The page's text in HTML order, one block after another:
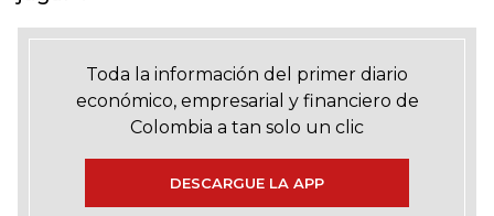
Toda la información del primer diario
económico, empresarial y financiero de
Colombia a tan solo un clic
DESCARGUE LA APP